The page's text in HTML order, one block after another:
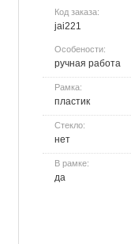
Код заказа:
jai221
Особености:
ручная работа
Рамка:
пластик
Стекло:
нет
В рамке:
да